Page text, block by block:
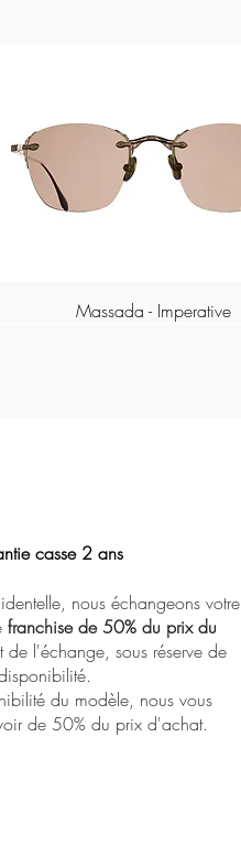
Massada - Imperative
Massada - L'age d'or
Lapima - Stella
Lapima - Nina
casse 2 ans
nous échangeons votre
franchise de 50% du prix du
l'échange, sous réserve de
du modèle, nous vous
de 50% du prix d'achat.